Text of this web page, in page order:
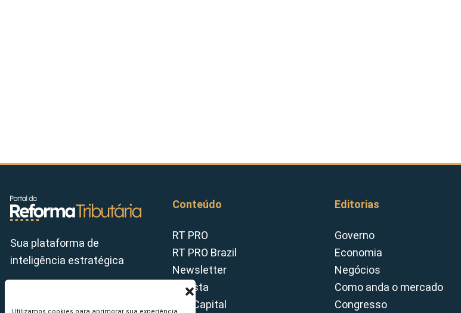
Sua plataforma de
inteligência estratégica
Conteúdo
RT PRO
RT PRO Brazil
Newsletter
Revista
Tax Capital
Editorias
Governo
Economia
Negócios
Como anda o mercado
Congresso